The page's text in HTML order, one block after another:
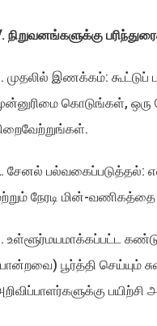
நிறுவனங்களுக்கு
முதலில் இணக்கம்: கூட்டுப்
கொடுங்கள், ஒரு
சேனல்
நேரடி மின்-
உள்ளூர்மயமாக்கப்பட்ட
பூர்த்தி செய்யும்